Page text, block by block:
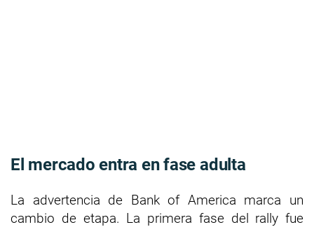
El mercado entra en fase adulta
La advertencia de Bank of America marca un
cambio de etapa. La primera fase del rally fue